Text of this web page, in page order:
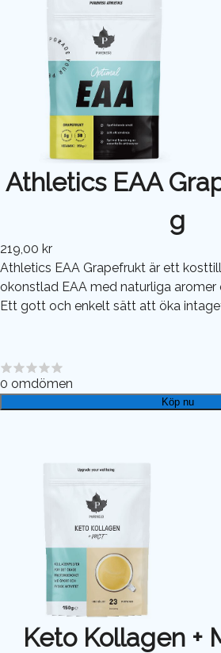
Athletics EAA
g
219,00 kr
Athletics EAA Grapefrukt är ett
okonstlad EAA med naturliga
Ett gott och enkelt sätt att öka
0 omdömen
Köp nu
Keto Kollagen +